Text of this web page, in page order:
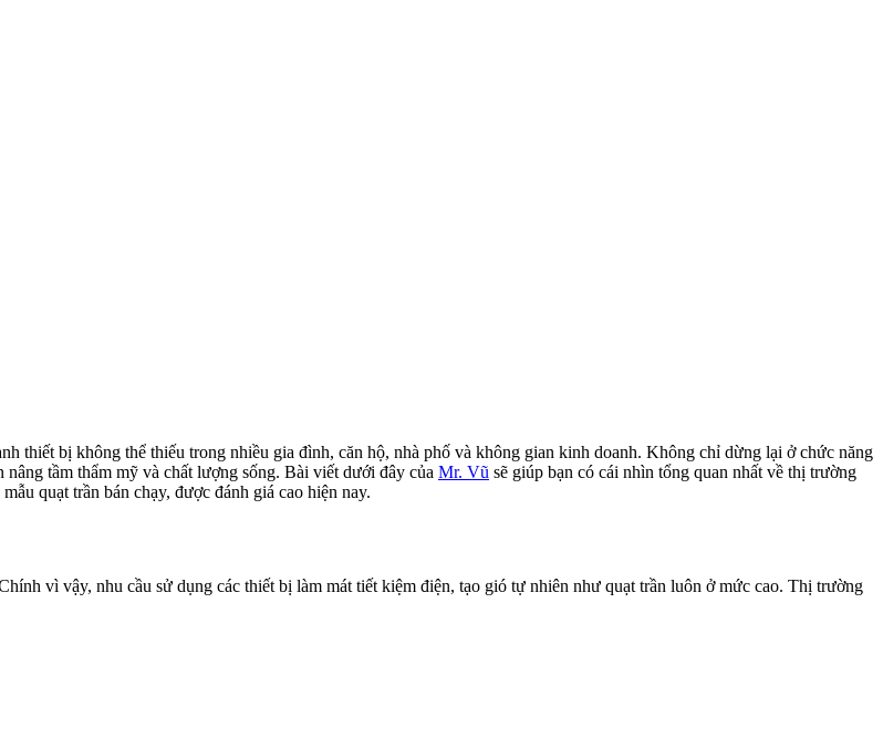
thiết bị không thể thiếu trong nhiều gia đình, căn hộ, nhà phố và không gian kinh doanh. Không chỉ dừng lại ở chức năng
tầm thẩm mỹ và chất lượng sống. Bài viết dưới đây của Mr. Vũ sẽ giúp bạn có cái nhìn tổng quan nhất về thị trường
quạt trần bán chạy, được đánh giá cao hiện nay.
vì vậy, nhu cầu sử dụng các thiết bị làm mát tiết kiệm điện, tạo gió tự nhiên như quạt trần luôn ở mức cao. Thị trường